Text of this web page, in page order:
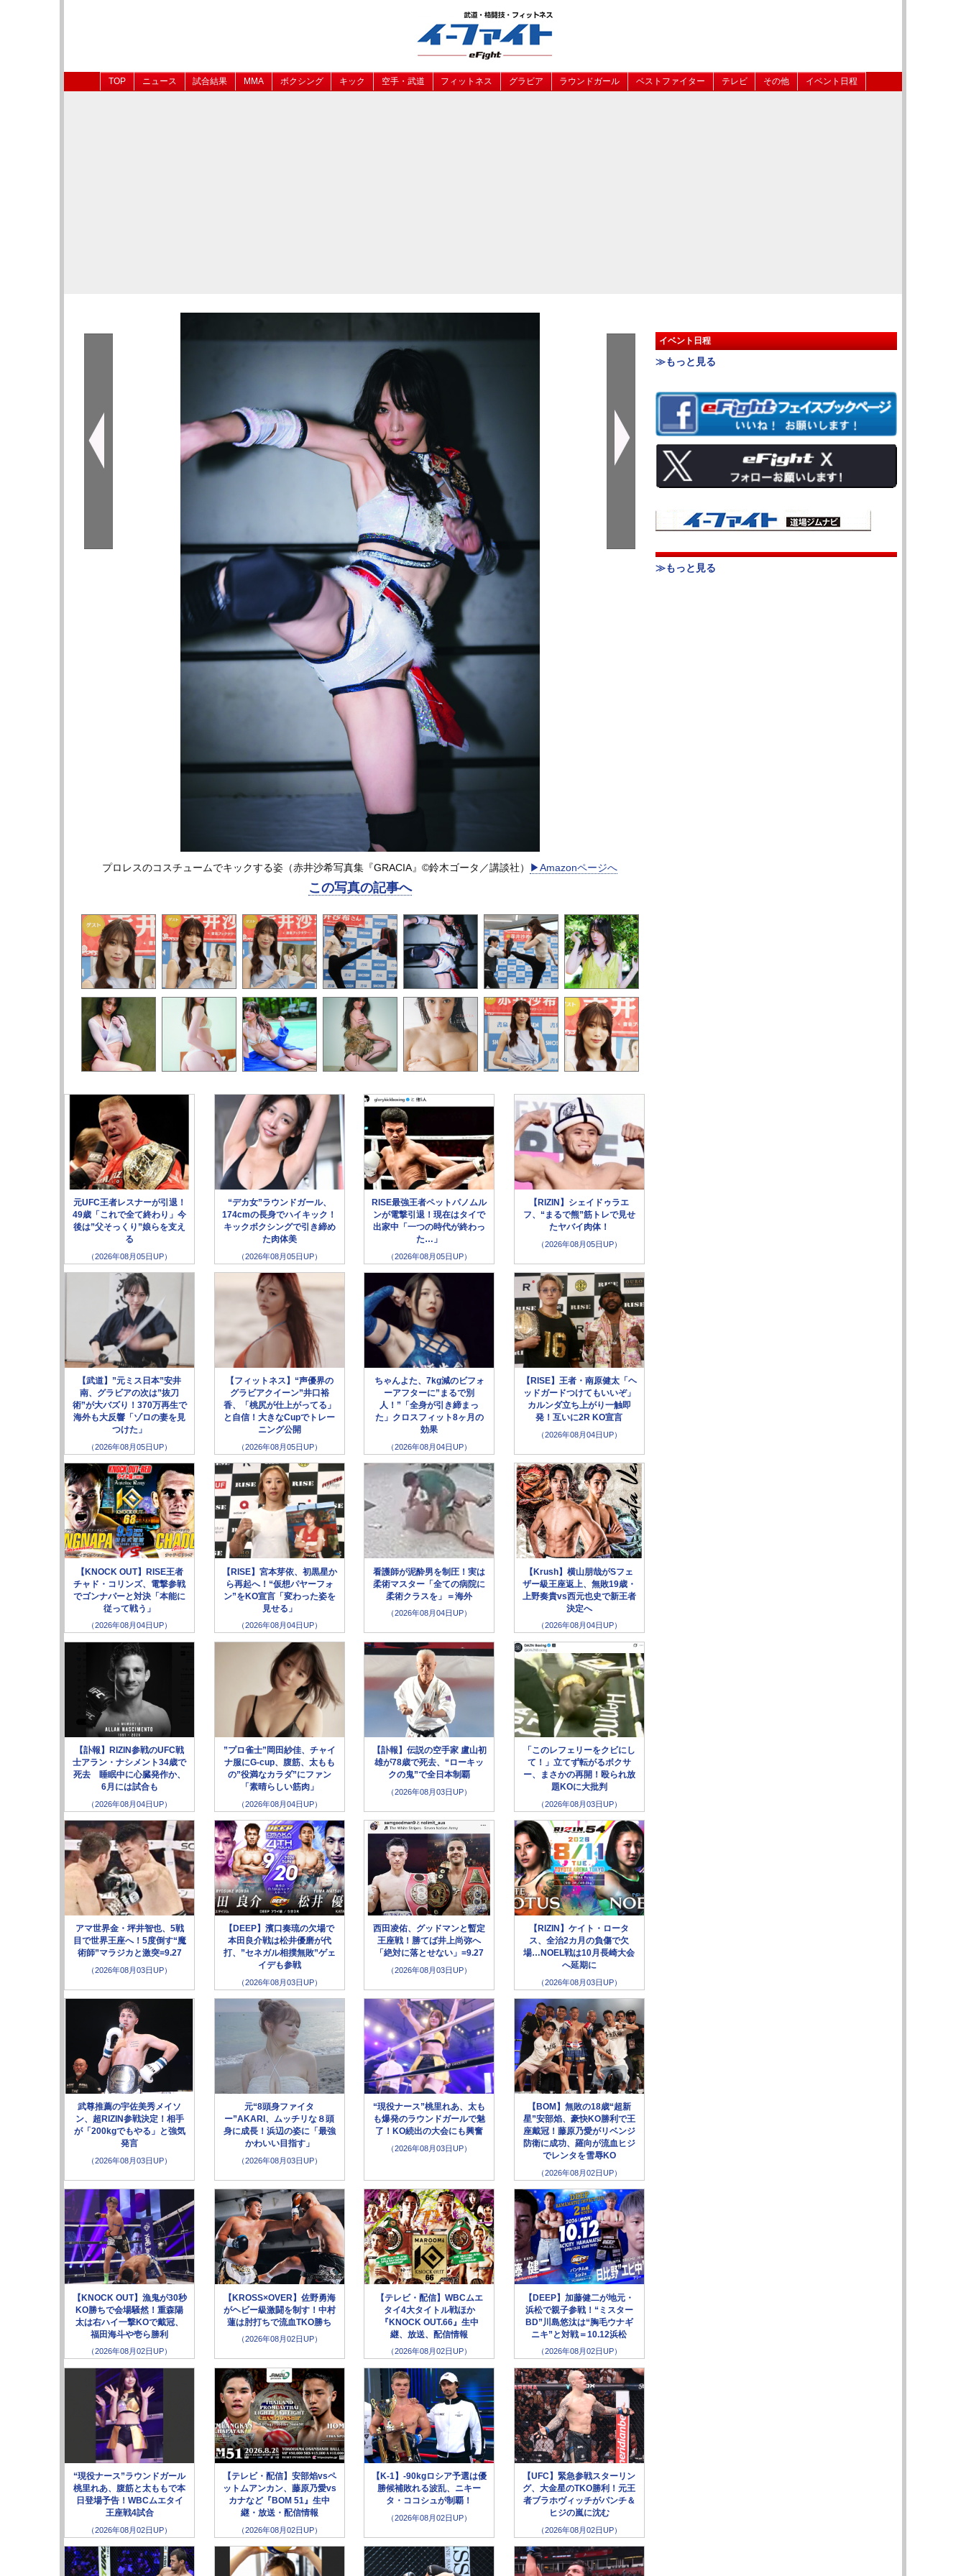
TOP ニュース 試合結果 MMA ボクシング キック 空手・武道 フィットネス グラビア ラウンドガール ベストファイター テレビ その他 イベント日程
プロレスのコスチュームでキックする姿（赤井沙希写真集『GRACIA』©︎鈴木ゴータ／講談社） ▶︎Amazonページへ
この写真の記事へ
元UFC王者レスナーが引退！
49歳「これで全て終わり」今
後は”父そっくり”娘らを支え
る
（2026年08月05日UP）
“デカ女”ラウンドガール、
174cmの長身でハイキック！
キックボクシングで引き締め
た肉体美
（2026年08月05日UP）
RISE最強王者ペットパノムル
ンが電撃引退！現在はタイで
出家中「一つの時代が終わっ
た…」
（2026年08月05日UP）
【RIZIN】シェイドゥラエ
フ、“まるで熊”筋トレで見せ
たヤバイ肉体！
（2026年08月05日UP）
【武道】”元ミス日本”安井
南、グラビアの次は”抜刀
術”が大バズり！370万再生で
海外も大反響「ゾロの妻を見
つけた」
（2026年08月05日UP）
【フィットネス】“声優界の
グラビアクイーン”井口裕
香、「桃尻が仕上がってる」
と自信！大きなCupでトレー
ニング公開
（2026年08月05日UP）
ちゃんよた、7kg減のビフォ
ーアフターに”まるで別
人！”「全身が引き締まっ
た」クロスフィット8ヶ月の
効果
（2026年08月04日UP）
【RISE】王者・南原健太「ヘ
ッドガードつけてもいいぞ」
カルンダ立ち上がり一触即
発！互いに2R KO宣言
（2026年08月04日UP）
【KNOCK OUT】RISE王者
チャド・コリンズ、電撃参戦
でゴンナパーと対決「本能に
従って戦う」
（2026年08月04日UP）
【RISE】宮本芽依、初黒星か
ら再起へ！“仮想パヤーフォ
ン”をKO宣言「変わった姿を
見せる」
（2026年08月04日UP）
看護師が泥酔男を制圧！実は
柔術マスター「全ての病院に
柔術クラスを」＝海外
（2026年08月04日UP）
【Krush】横山朋哉がSフェ
ザー級王座返上、無敗19歳・
上野奏貴vs西元也史で新王者
決定へ
（2026年08月04日UP）
【訃報】RIZIN参戦のUFC戦
士アラン・ナシメント34歳で
死去 睡眠中に心臓発作か、
6月には試合も
（2026年08月04日UP）
”プロ雀士”岡田紗佳、チャイ
ナ服にG-cup、腹筋、太もも
の”役満なカラダ”にファン
「素晴らしい筋肉」
（2026年08月04日UP）
【訃報】伝説の空手家 盧山初
雄が78歳で死去、“ローキッ
クの鬼”で全日本制覇
（2026年08月03日UP）
「このレフェリーをクビにし
て！」立てず転がるボクサ
ー、まさかの再開！殴られ放
題KOに大批判
（2026年08月03日UP）
アマ世界金・坪井智也、5戦
目で世界王座へ！5度倒す“魔
術師”マラジカと激突=9.27
（2026年08月03日UP）
【DEEP】濱口奏琉の欠場で
本田良介戦は松井優磨が代
打、”セネガル相撲無敗”ゲェ
イデも参戦
（2026年08月03日UP）
西田凌佑、グッドマンと暫定
王座戦！勝てば井上尚弥へ
「絶対に落とせない」=9.27
（2026年08月03日UP）
【RIZIN】ケイト・ロータ
ス、全治2カ月の負傷で欠
場…NOEL戦は10月長崎大会
へ延期に
（2026年08月03日UP）
武尊推薦の宇佐美秀メイソ
ン、超RIZIN参戦決定！相手
が「200kgでもやる」と強気
発言
（2026年08月03日UP）
元“8頭身ファイタ
ー”AKARI、ムッチリな８頭
身に成長！浜辺の姿に「最強
かわいい目指す」
（2026年08月03日UP）
“現役ナース”桃里れあ、太も
も爆発のラウンドガールで魅
了！KO続出の大会にも興奮
（2026年08月03日UP）
【BOM】無敗の18歳“超新
星”安部焰、豪快KO勝利で王
座戴冠！藤原乃愛がリベンジ
防衛に成功、羅向が流血ヒジ
でレンタを雪辱KO
（2026年08月02日UP）
【KNOCK OUT】漁鬼が30秒
KO勝ちで会場騒然！重森陽
太は右ハイ一撃KOで戴冠、
福田海斗や壱ら勝利
（2026年08月02日UP）
【KROSS×OVER】佐野勇海
がヘビー級激闘を制す！中村
蓮は肘打ちで流血TKO勝ち
（2026年08月02日UP）
【テレビ・配信】WBCムエ
タイ4大タイトル戦ほか
『KNOCK OUT.66』生中
継、放送、配信情報
（2026年08月02日UP）
【DEEP】加藤健二が地元・
浜松で親子参戦！“ミスター
BD”川島悠汰は“胸毛ウナギ
ニキ”と対戦＝10.12浜松
（2026年08月02日UP）
“現役ナース”ラウンドガール
桃里れあ、腹筋と太ももで本
日登場予告！WBCムエタイ
王座戦4試合
（2026年08月02日UP）
【テレビ・配信】安部焰vsペ
ットムアンカン、藤原乃愛vs
カナなど『BOM 51』生中
継・放送・配信情報
（2026年08月02日UP）
【K-1】-90kgロシア予選は優
勝候補敗れる波乱、ニキー
タ・ココシュが制覇！
（2026年08月02日UP）
【UFC】緊急参戦スターリン
グ、大金星のTKO勝利！元王
者ブラホヴィッチがパンチ＆
ヒジの嵐に沈む
（2026年08月02日UP）
イベント日程
≫もっと見る
≫もっと見る